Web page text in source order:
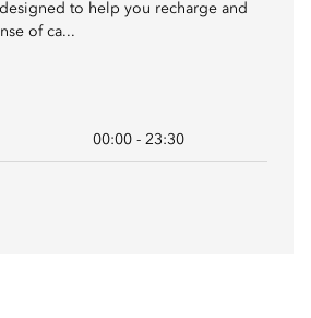
designed to help you recharge and
of ca...
00:00 - 23:30